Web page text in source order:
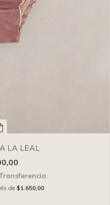
LA LEAL
de $1.650,00